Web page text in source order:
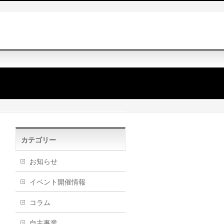
カテゴリー
お知らせ
イベント開催情報
コラム